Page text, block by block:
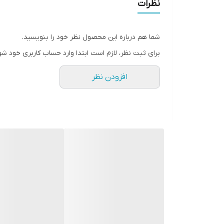
نظرات
شما هم درباره این محصول نظر خود را بنویسید.
برای ثبت نظر، لازم است ابتدا وارد حساب کاربری خود
افزودن نظر